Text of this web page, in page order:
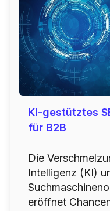
KI-gestütztes
für B2B
Die
Intelligenz (KI)
eröffnet